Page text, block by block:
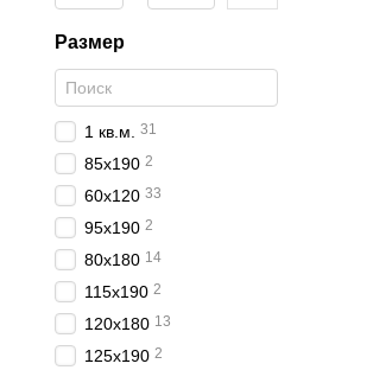
Размер
1 кв.м. 31
85x190 2
60x120 33
95x190 2
80x180 14
115x190 2
120x180 13
125x190 2